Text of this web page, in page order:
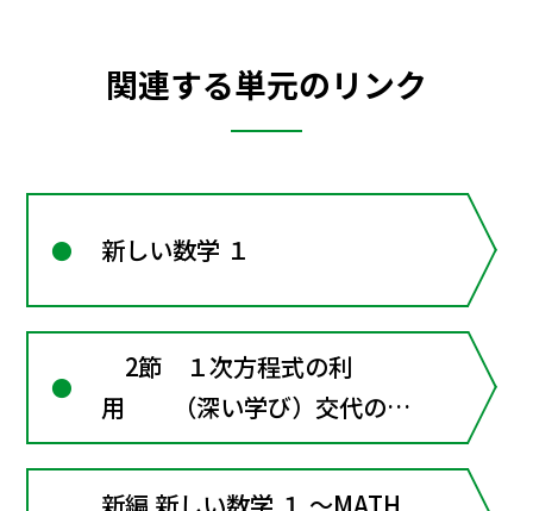
関連する単元のリンク
新しい数学 １
2節 １次方程式の利
用 （深い学び）交代の時
間は何分？